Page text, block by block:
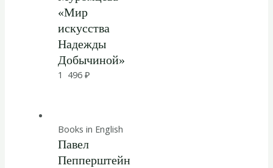
«Мир
искусства
Надежды
Добычиной»
1 496₽
Books in English
Павел
Пепперштейн